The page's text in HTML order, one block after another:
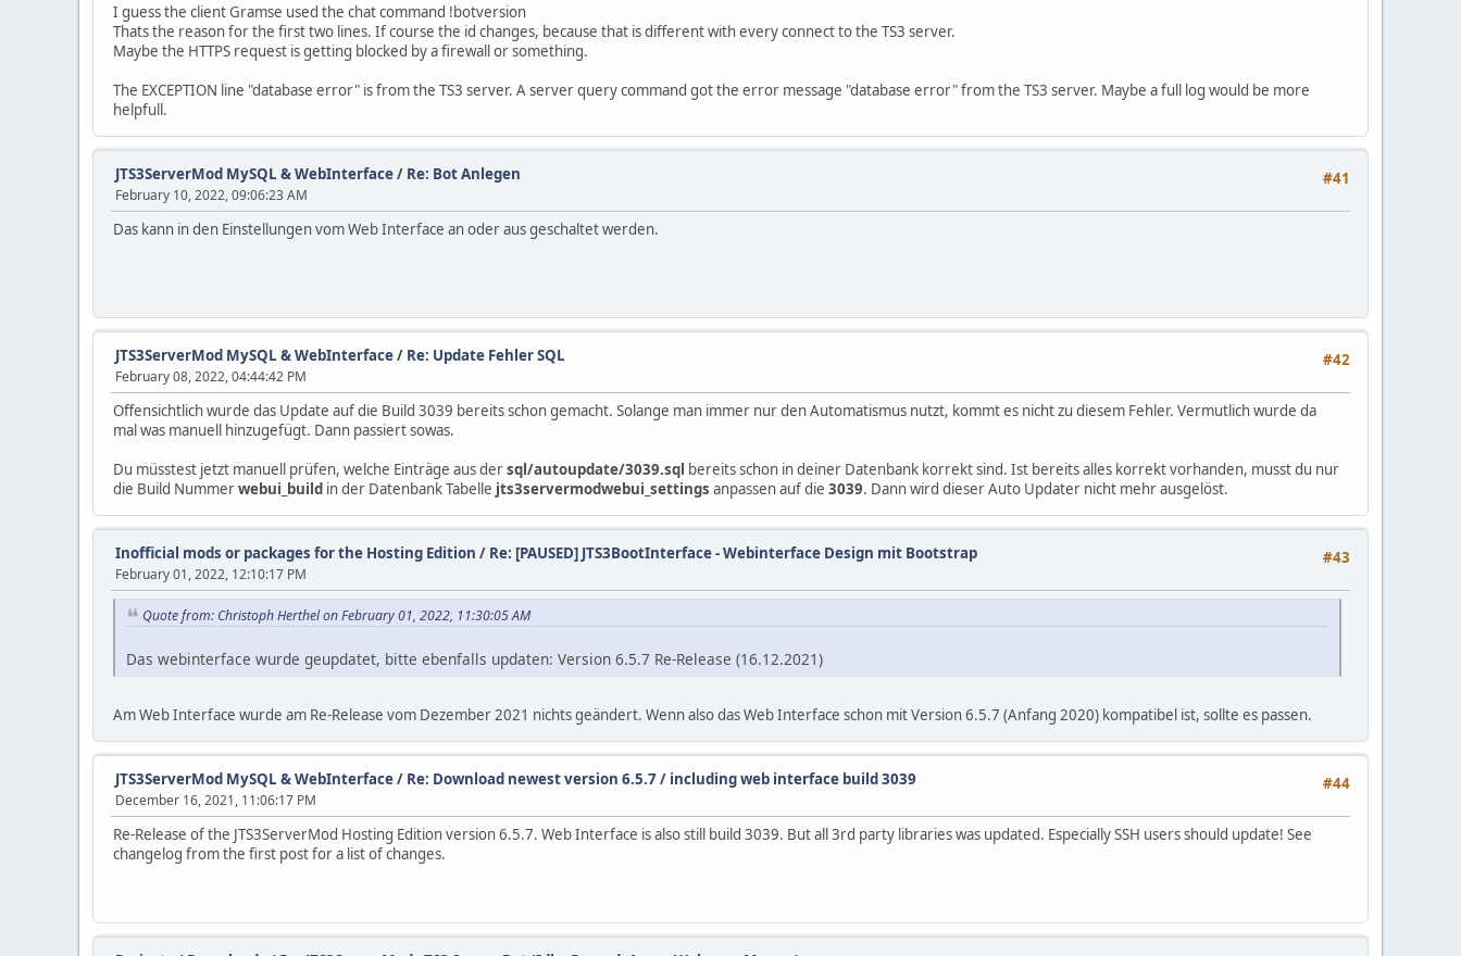
I guess the client Gramse used the chat command !botversion
Thats the reason for the first two lines. If course the id changes, because that is different with every connect to the TS3 server.
Maybe the HTTPS request is getting blocked by a firewall or something.
The EXCEPTION line "database error" is from the TS3 server. A server query command got the error message "database error" from the TS3 server. Maybe a full log would be more
helpfull.
#41
JTS3ServerMod MySQL & WebInterface/ Re: Bot Anlegen
February 10, 2022, 09:06:23 AM
Das kann in den Einstellungen vom Web Interface an oder aus geschaltet werden.
#42
JTS3ServerMod MySQL & WebInterface/ Re: Update Fehler SQL
February 08, 2022, 04:44:42 PM
Offensichtlich wurde das Update auf die Build 3039 bereits schon gemacht. Solange man immer nur den Automatismus nutzt, kommt es nicht zu diesem Fehler. Vermutlich wurde da
mal was manuell hinzugefügt. Dann passiert sowas.
Du müsstest jetzt manuell prüfen, welche Einträge aus dersql/autoupdate/3039.sql bereits schon in deiner Datenbank korrekt sind. Ist bereits alles korrekt vorhanden, musst du nur
die Build Nummerwebui_build in der Datenbank Tabelle jts3servermodwebui_settings anpassen auf die 3039. Dann wird dieser Auto Updater nicht mehr ausgelöst.
#43
Inofficial mods or packages for the Hosting Edition / Re: [PAUSED] JTS3BootInterface - Webinterface Design mit Bootstrap
February 01, 2022, 12:10:17 PM
Quote from: Christoph Herthel on February 01, 2022, 11:30:05 AM
Das webinterface wurde geupdatet, bitte ebenfalls updaten: Version 6.5.7 Re-Release (16.12.2021)
Am Web Interface wurde am Re-Release vom Dezember 2021 nichts geändert. Wenn also das Web Interface schon mit Version 6.5.7 (Anfang 2020) kompatibel ist, sollte es passen.
#44
JTS3ServerMod MySQL & WebInterface/ Re: Download newest version 6.5.7 / including web interface build 3039
December 16, 2021, 11:06:17 PM
Re-Release of the JTS3ServerMod Hosting Edition version 6.5.7. Web Interface is also still build 3039. But all 3rd party libraries was updated. Especially SSH users should update! See
changelog from the first post for a list of changes.